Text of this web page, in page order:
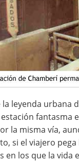
la leyenda urbana
fantasma
la misma vía,
si el viajero
en los que la vida